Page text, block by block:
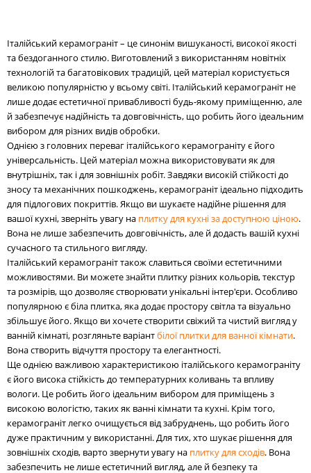
Італійський керамограніт – це синонім вишуканості, високої якості
та бездоганного стилю. Виготовлений з використанням новітніх
технологій та багатовікових традицій, цей матеріал користується
великою популярністю у всьому світі. Італійський керамограніт не
лише додає естетичної привабливості будь-якому приміщенню, але
й забезпечує надійність та довговічність, що робить його ідеальним
вибором для різних видів обробки.
Однією з головних переваг італійського керамограніту є його
універсальність. Цей матеріал можна використовувати як для
внутрішніх, так і для зовнішніх робіт. Завдяки високій стійкості до
зносу та механічних пошкоджень, керамограніт ідеально підходить
для підлогових покриттів. Якщо ви шукаєте надійне рішення для
вашої кухні, зверніть увагу на плитку для кухні за доступною ціною.
Вона не лише забезпечить довговічність, але й додасть вашій кухні
сучасного та стильного вигляду.
Італійський керамограніт також славиться своїми естетичними
можливостями. Ви можете знайти плитку різних кольорів, текстур
та розмірів, що дозволяє створювати унікальні інтер'єри. Особливо
популярною є біла плитка, яка додає простору світла та візуально
збільшує його. Якщо ви хочете створити свіжий та чистий вигляд у
ванній кімнаті, розгляньте варіантбілої плитки для ванної кімнати.
Вона створить відчуття простору та елегантності.
Ще однією важливою характеристикою італійського керамограніту
є його висока стійкість до температурних коливань та впливу
вологи. Це робить його ідеальним вибором для приміщень з
високою вологістю, таких як ванні кімнати та кухні. Крім того,
керамограніт легко очищується від забруднень, що робить його
дуже практичним у використанні. Для тих, хто шукає рішення для
зовнішніх сходів, варто звернути увагу на плитку для сходів. Вона
забезпечить не лише естетичний вигляд, але й безпеку та